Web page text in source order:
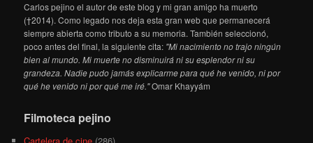
Carlos pejino el autor de este blog y mi gran amigo ha muerto
(†2014). Como legado nos deja esta gran web que permanecerá
siempre abierta como tributo a su memoria. También seleccionó,
poco antes del final, la siguiente cita: "Mi nacimiento no trajo ningún
bien al mundo. Mi muerte no disminuirá ni su esplendor ni su
grandeza. Nadie pudo jamás explicarme para qué he venido, ni por
qué he venido ni por qué me iré."Omar Khayyám
Filmoteca pejino